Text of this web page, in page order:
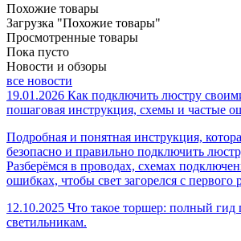
Похожие товары
Загрузка "Похожие товары"
Просмотренные товары
Пока пусто
Новости и обзоры
все новости
19.01.2026 Как подключить люстру
пошаговая инструкция, схемы и частые
Подробная и понятная инструкция,
безопасно и правильно подключить
Разберёмся в проводах, схемах
ошибках, чтобы свет загорелся с первого
12.10.2025 Что такое торшер: полный
светильникам.